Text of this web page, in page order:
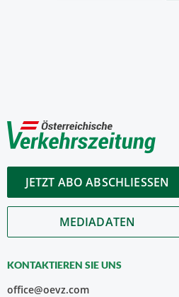
JETZT ABO ABSCHLIESSEN
MEDIADATEN
KONTAKTIEREN SIE UNS
office@oevz.com